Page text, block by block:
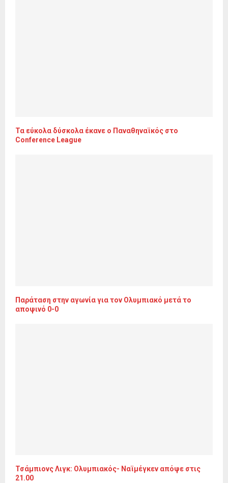
Τα εύκολα δύσκολα έκανε ο Παναθηναϊκός στο
Conference League
Παράταση στην αγωνία για τον Ολυμπιακό μετά το
αποψινό 0-0
Τσάμπιονς Λιγκ: Ολυμπιακός- Ναϊμέγκεν απόψε στις
21.00